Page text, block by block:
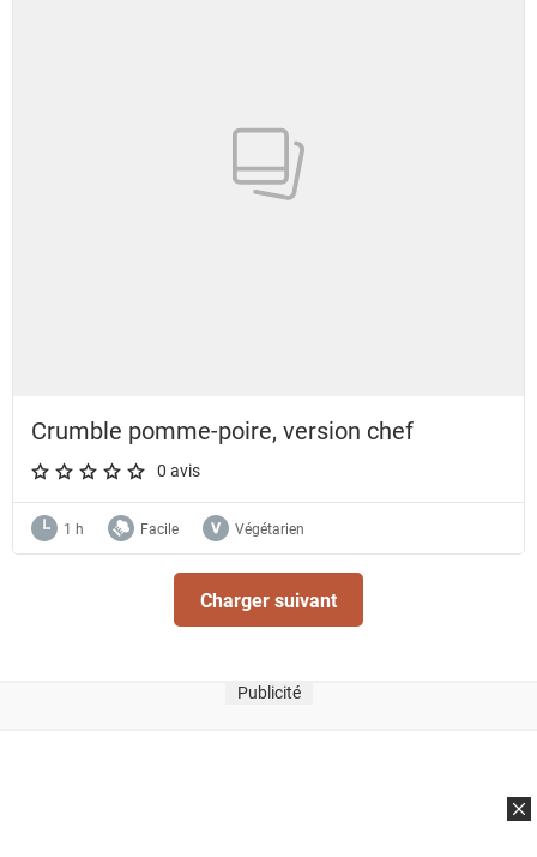
Crumble pomme-poire, version chef
A star rating of 0 out of 5.
0 avis
1 h Facile Végétarien
Charger suivant
Publicité